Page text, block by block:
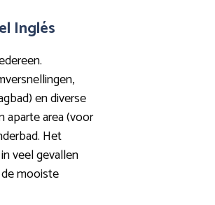
Inglés
en diverse
aparte area (voor
Het
veel gevallen
mooiste